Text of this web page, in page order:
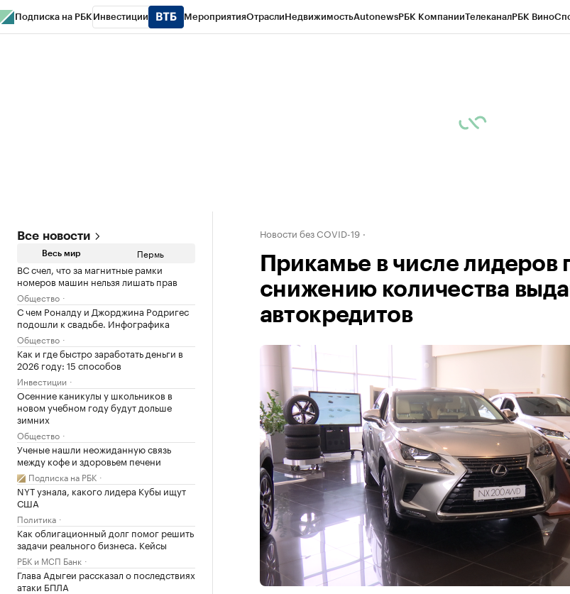
Подписка на РБК Инвестиции МероприятияОтраслиНедвижимостьAutonewsРБК КомпанииТелеканалРБК Вино
Все новости
Весь мир Пермь
ВС счел, что за магнитные рамки
номеров машин нельзя лишать прав
Общество
С чем Роналду и Джорджина Родригес
подошли к свадьбе. Инфографика
Общество
Как и где быстро заработать деньги в
2026 году: 15 способов
Инвестиции
Осенние каникулы у школьников в
новом учебном году будут дольше
зимних
Общество
Ученые нашли неожиданную связь
между кофе и здоровьем печени
Подписка на РБК
NYT узнала, какого лидера Кубы ищут
США
Политика
Как облигационный долг помог решить
задачи реального бизнеса. Кейсы
РБК и МСП Банк
Глава Адыгеи рассказал о последствиях
атаки БПЛА
Новости без COVID-19
Прикамье в числе лидеров
снижению количества
автокредитов